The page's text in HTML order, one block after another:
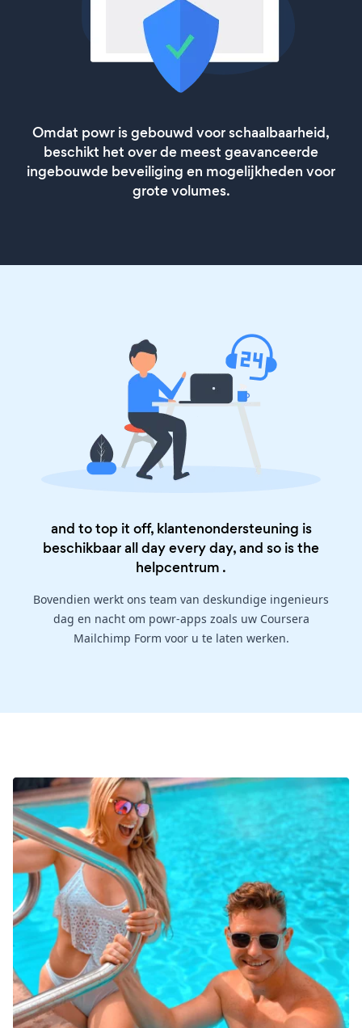
Omdat powr is gebouwd voor schaalbaarheid,
beschikt het over de meest geavanceerde
ingebouwde beveiliging en mogelijkheden voor
grote volumes.
and to top it off, klantenondersteuning is
beschikbaar all day every day, and so is the
helpcentrum .
Bovendien werkt ons team van deskundige ingenieurs
dag en nacht om powr-apps zoals uw Coursera
Mailchimp Form voor u te laten werken.